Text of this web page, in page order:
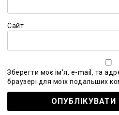
Сайт
Зберегти моє ім'я, e-mail, та
браузері для моїх подальших